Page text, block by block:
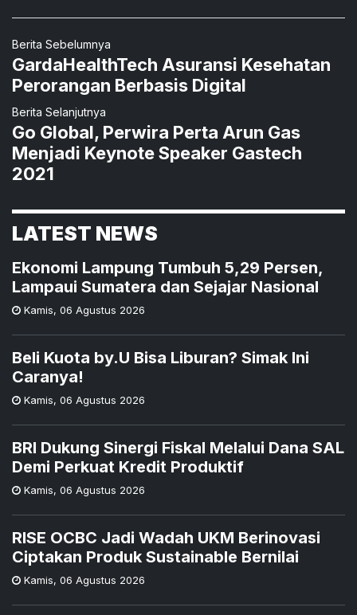
Berita Sebelumnya
GardaHealthTech Asuransi Kesehatan
Perorangan Berbasis Digital
Berita Selanjutnya
Go Global, Perwira Perta Arun Gas
Menjadi Keynote Speaker Gastech
2021
LATEST NEWS
Ekonomi Lampung Tumbuh 5,29 Persen,
Lampaui Sumatera dan Sejajar Nasional
Kamis, 06 Agustus 2026
Beli Kuota by.U Bisa Liburan? Simak Ini
Caranya!
Kamis, 06 Agustus 2026
BRI Dukung Sinergi Fiskal Melalui Dana SAL
Demi Perkuat Kredit Produktif
Kamis, 06 Agustus 2026
RISE OCBC Jadi Wadah UKM Berinovasi
Ciptakan Produk Sustainable Bernilai
Kamis, 06 Agustus 2026